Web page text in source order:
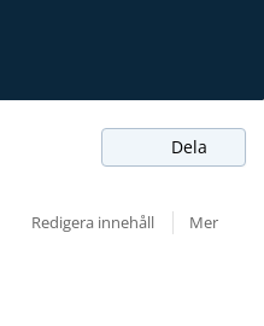
Dela
Redigera innehåll
Mer